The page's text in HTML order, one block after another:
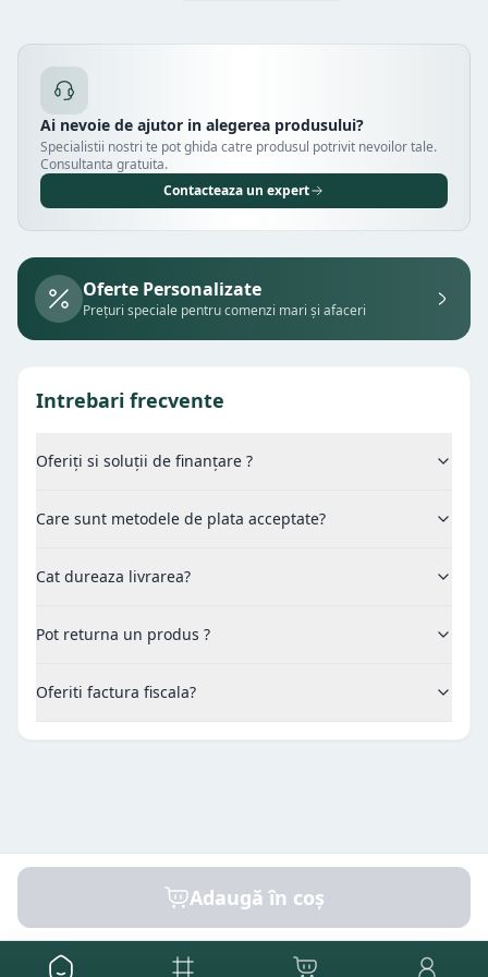
Ai nevoie de ajutor in alegerea produsului?
Specialistii nostri te pot ghida catre produsul potrivit nevoilor tale.
Consultanta gratuita.
Contacteaza un expert
Oferte Personalizate
Prețuri speciale pentru comenzi mari și afaceri
Intrebari frecvente
Oferiți si soluții de finanțare ?
Care sunt metodele de plata acceptate?
Cat dureaza livrarea?
Pot returna un produs ?
Oferiti factura fiscala?
Adaugă în coș